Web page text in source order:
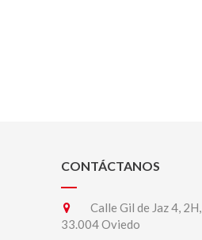
CONTÁCTANOS
Calle Gil de Jaz 4, 2H,
33.004 Oviedo